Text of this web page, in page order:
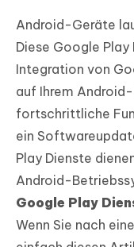
iAnyGo
Android-Geräte
Diese Google
Integration von
auf Ihrem
fortschrittliche
ein
Play Dienste
Android-
Google Play
Wenn Sie nach